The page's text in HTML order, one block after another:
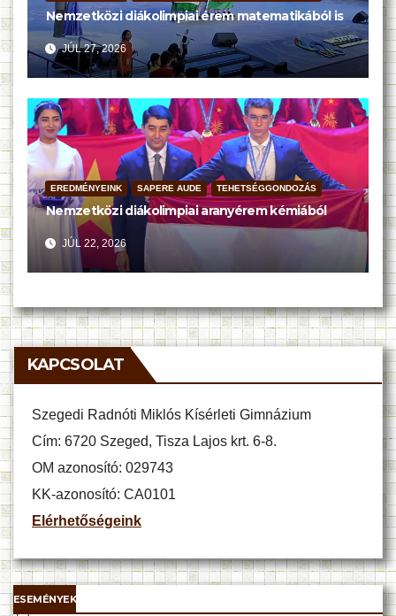
Nemzetközi diákolimpiai érem matematikából is
JÚL 27, 2026
EREDMÉNYEINK SAPERE AUDE TEHETSÉGGONDOZÁS
Nemzetközi diákolimpiai aranyérem kémiából
JÚL 22, 2026
KAPCSOLAT
Szegedi Radnóti Miklós Kísérleti Gimnázium
Cím: 6720 Szeged, Tisza Lajos krt. 6-8.
OM azonosító: 029743
KK-azonosító: CA0101
Elérhetőségeink
ESEMÉNYEK